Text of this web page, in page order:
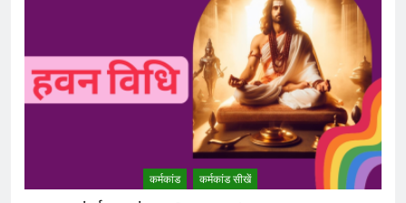
कर्मकांड कर्मकांड सीखें